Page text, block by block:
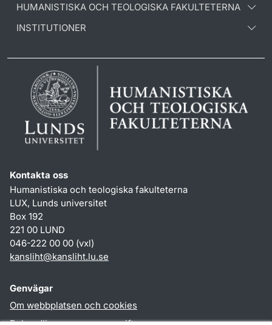
HUMANISTISKA OCH TEOLOGISKA FAKULTETERNA
INSTITUTIONER
Kontakta oss
Humanistiska och teologiska fakulteterna
LUX, Lunds universitet
Box 192
221 00 LUND
046-222 00 00 (vxl)
kansliht@kansliht.lu.se
Genvägar
Om webbplatsen och cookies